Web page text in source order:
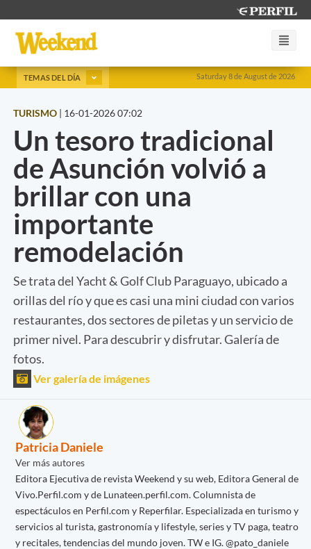
Saturday 8 de August de 2026
TEMAS DEL DÍA
TURISMO | 16-01-2026 07:02
Un tesoro tradicional
de Asunción volvió a
brillar con una
importante
remodelación
Se trata del Yacht & Golf Club Paraguayo, ubicado a
orillas del río y que es casi una mini ciudad con varios
restaurantes, dos sectores de piletas y un servicio de
primer nivel. Para descubrir y disfrutar. Galería de
fotos.
Ver galería de imágenes
Patricia Daniele
Ver más autores
Editora Ejecutiva de revista Weekend y su web, Editora General de
Vivo.Perfil.com y de Lunateen.perfil.com. Columnista de
espectáculos en Perfil.com y Reperfilar. Especializada en turismo y
servicios al turista, gastronomía y lifestyle, series y TV paga, teatro
y recitales, tendencias del mundo joven. TW e IG. @pato_daniele